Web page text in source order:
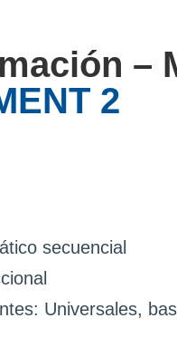
–
2
secuencial
Universales,